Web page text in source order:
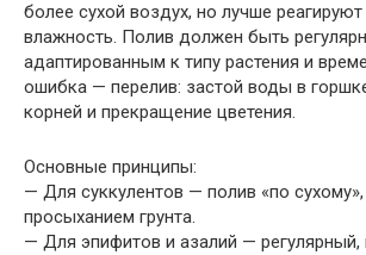
более сухой воздух, но лучше
влажность. Полив должен быть
адаптированным к типу растения и
ошибка — перелив: застой воды в
корней и прекращение цветения.
Основные принципы:
— Для суккулентов — полив «по
просыханием грунта.
— Для эпифитов и азалий — регулярный,